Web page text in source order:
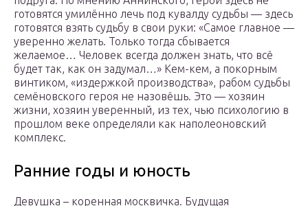
готовятся умилённо лечь под кувалду судьбы — здесь
готовятся взять судьбу в свои руки: «Самое главное —
уверенно желать. Только тогда сбывается
желаемое… Человек всегда должен знать, что всё
будет так, как он задумал…» Кем-кем, а покорным
винтиком, «издержкой производства», рабом судьбы
семёновского героя не назовёшь. Это — хозяин
жизни, хозяин уверенный, из тех, чью психологию в
прошлом веке определяли как наполеоновский
комплекс.
Ранние годы и юность
Девушка – коренная москвичка. Будущая